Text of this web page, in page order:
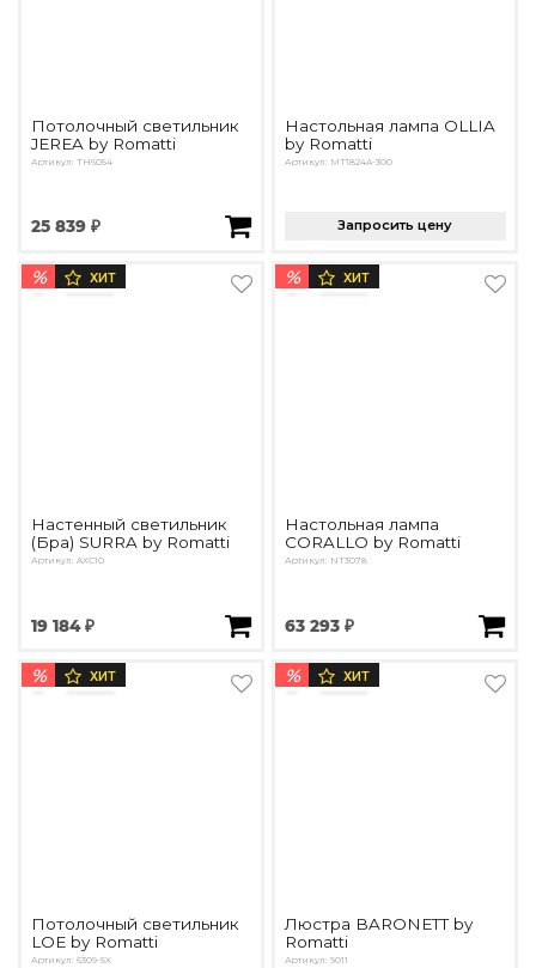
Потолочный светильник
JEREA by Romatti
Артикул: TH6054
25 839 ₽
Настольная лампа OLLIA
by Romatti
Артикул: MT1824A-300
Запросить цену
% ХИТ
Настенный светильник
(Бра) SURRA by Romatti
Артикул: AXC10
19 184 ₽
% ХИТ
Настольная лампа
CORALLO by Romatti
Артикул: NT3078
63 293 ₽
% ХИТ
Потолочный светильник
LOE by Romatti
Артикул: 6309-5X
% ХИТ
Люстра BARONETT by
Romatti
Артикул: 9011